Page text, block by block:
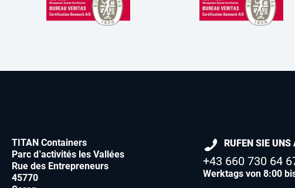
TITAN Containers
Parc d’activités les Vallées
Rue des Entrepreneurs
45770
RUFEN SIE UNS
+43 660 730 64
Werktags von 8:00